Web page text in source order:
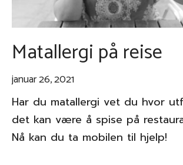
Matallergi på reise
januar 26, 2021
Har du matallergi vet du hvor
det kan være å spise på
Nå kan du ta mobilen til hjelp!